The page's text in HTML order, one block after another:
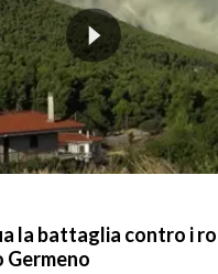
la battaglia contro i
Germeno